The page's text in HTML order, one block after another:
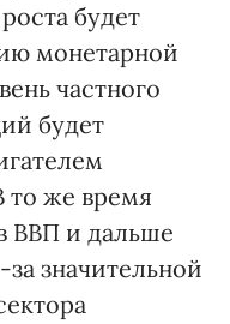
будет
монетарной
частного
будет
то же время
ВВП и дальше
значительной